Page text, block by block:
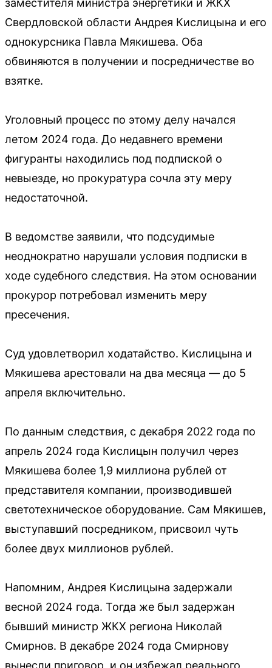
Свердловской области Андрея Кислицына и его
однокурсника Павла Мякишева. Оба
обвиняются в получении и посредничестве во
взятке.
Уголовный процесс по этому делу начался
летом 2024 года. До недавнего времени
фигуранты находились под подпиской о
невыезде, но прокуратура сочла эту меру
недостаточной.
В ведомстве заявили, что подсудимые
неоднократно нарушали условия подписки в
ходе судебного следствия. На этом основании
прокурор потребовал изменить меру
пресечения.
Суд удовлетворил ходатайство. Кислицына и
Мякишева арестовали на два месяца — до 5
апреля включительно.
По данным следствия, с декабря 2022 года по
апрель 2024 года Кислицын получил через
Мякишева более 1,9 миллиона рублей от
представителя компании, производившей
светотехническое оборудование. Сам Мякишев,
выступавший посредником, присвоил чуть
более двух миллионов рублей.
Напомним, Андрея Кислицына задержали
весной 2024 года. Тогда же был задержан
бывший министр ЖКХ региона Николай
Смирнов. В декабре 2024 года Смирнову
вынесли приговор, и он избежал реального